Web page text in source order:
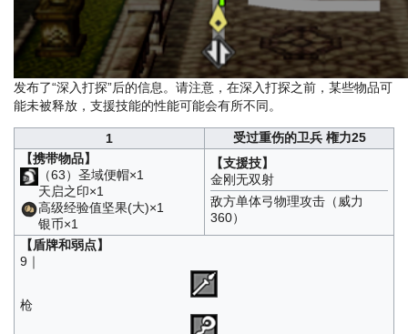
发布了“深入打探”后的信息。请注意，在深入打探之前，某些物品可
能未被释放，支援技能的性能可能会有所不同。
1
受过重伤的卫兵 権力25
【携带物品】
（63）圣域便帽×1
天启之印×1
高级经验值坚果(大)×1
银币×1
【支援技】
金刚无双射
敌方单体弓物理攻击（威力
360）
【盾牌和弱点】
9｜
枪